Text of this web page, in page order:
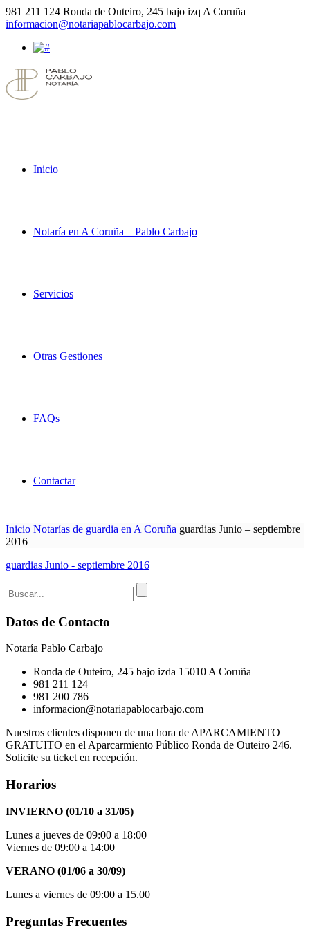
981 211 124 Ronda de Outeiro, 245 bajo izq A Coruña
informacion@notariapablocarbajo.com
Inicio
Notaría en A Coruña – Pablo Carbajo
Servicios
Otras Gestiones
FAQs
Contactar
Inicio Notarías de guardia en A Coruña guardias Junio – septiembre
2016
guardias Junio - septiembre 2016
Datos de Contacto
Notaría Pablo Carbajo
Ronda de Outeiro, 245 bajo izda 15010 A Coruña
981 211 124
981 200 786
informacion@notariapablocarbajo.com
Nuestros clientes disponen de una hora de APARCAMIENTO
GRATUITO en el Aparcarmiento Público Ronda de Outeiro 246.
Solicite su ticket en recepción.
Horarios
INVIERNO (01/10 a 31/05)
Lunes a jueves de 09:00 a 18:00
Viernes de 09:00 a 14:00
VERANO (01/06 a 30/09)
Lunes a viernes de 09:00 a 15.00
Preguntas Frecuentes